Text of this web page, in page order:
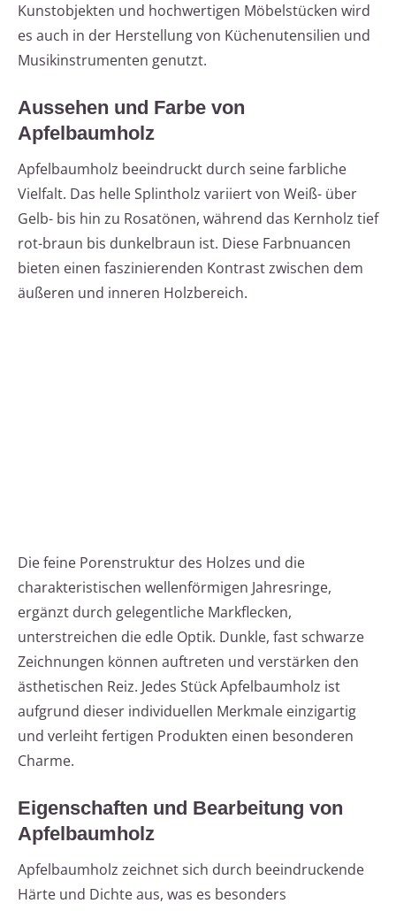
Kunstobjekten und hochwertigen Möbelstücken wird
es auch in der Herstellung von Küchenutensilien und
Musikinstrumenten genutzt.
Aussehen und Farbe von
Apfelbaumholz
Apfelbaumholz beeindruckt durch seine farbliche
Vielfalt. Das helle Splintholz variiert von Weiß- über
Gelb- bis hin zu Rosatönen, während das Kernholz tief
rot-braun bis dunkelbraun ist. Diese Farbnuancen
bieten einen faszinierenden Kontrast zwischen dem
äußeren und inneren Holzbereich.
Die feine Porenstruktur des Holzes und die
charakteristischen wellenförmigen Jahresringe,
ergänzt durch gelegentliche Markflecken,
unterstreichen die edle Optik. Dunkle, fast schwarze
Zeichnungen können auftreten und verstärken den
ästhetischen Reiz. Jedes Stück Apfelbaumholz ist
aufgrund dieser individuellen Merkmale einzigartig
und verleiht fertigen Produkten einen besonderen
Charme.
Eigenschaften und Bearbeitung von
Apfelbaumholz
Apfelbaumholz zeichnet sich durch beeindruckende
Härte und Dichte aus, was es besonders